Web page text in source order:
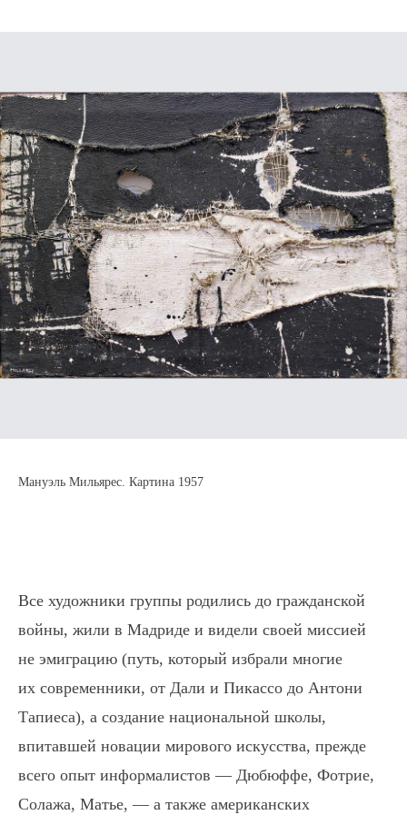
Мануэль Мильярес. Картина 1957
Все художники группы родились до гражданской
войны, жили в Мадриде и видели своей миссией
не эмиграцию (путь, который избрали многие
их современники, от Дали и Пикассо до Антони
Тапиеса), а создание национальной школы,
впитавшей новации мирового искусства, прежде
всего опыт информалистов — Дюбюффе, Фотрие,
Солажа, Матье, — а также американских